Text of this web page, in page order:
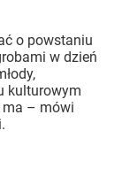
o powstaniu
w dzień
kulturowym
ma – mówi